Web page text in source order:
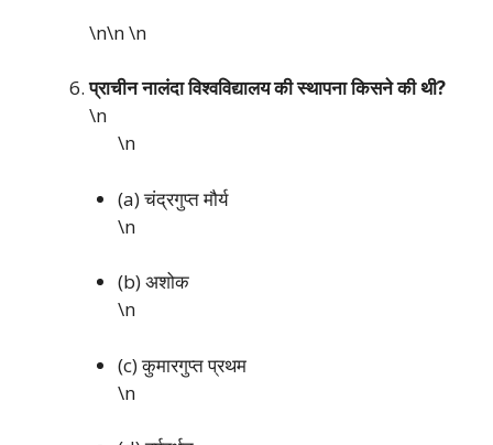
\n\n\n
प्राचीन नालंदा विश्वविद्यालय की स्थापना किसने की थी?
\n
\n
(a) चंद्रगुप्त मौर्य
\n
(b) अशोक
\n
(c) कुमारगुप्त प्रथम
\n